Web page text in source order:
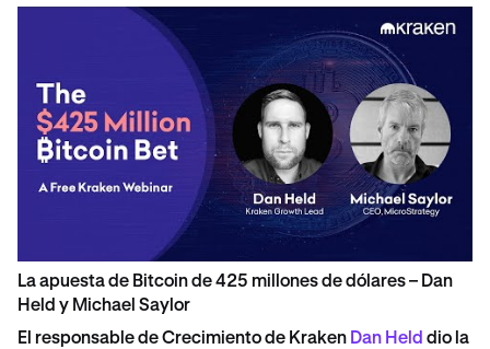
La apuesta de Bitcoin de 425 millones de dólares – Dan
Held y Michael Saylor
El responsable de Crecimiento de Kraken Dan Held dio la